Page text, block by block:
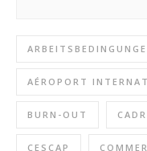
AÉROPORT
BURN-OUT
CESCAP